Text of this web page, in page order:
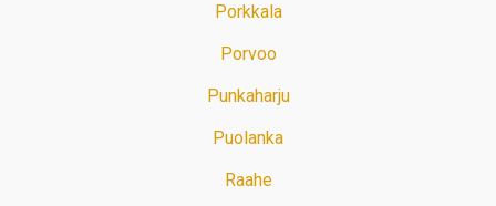
Porkkala
Porvoo
Punkaharju
Puolanka
Raahe